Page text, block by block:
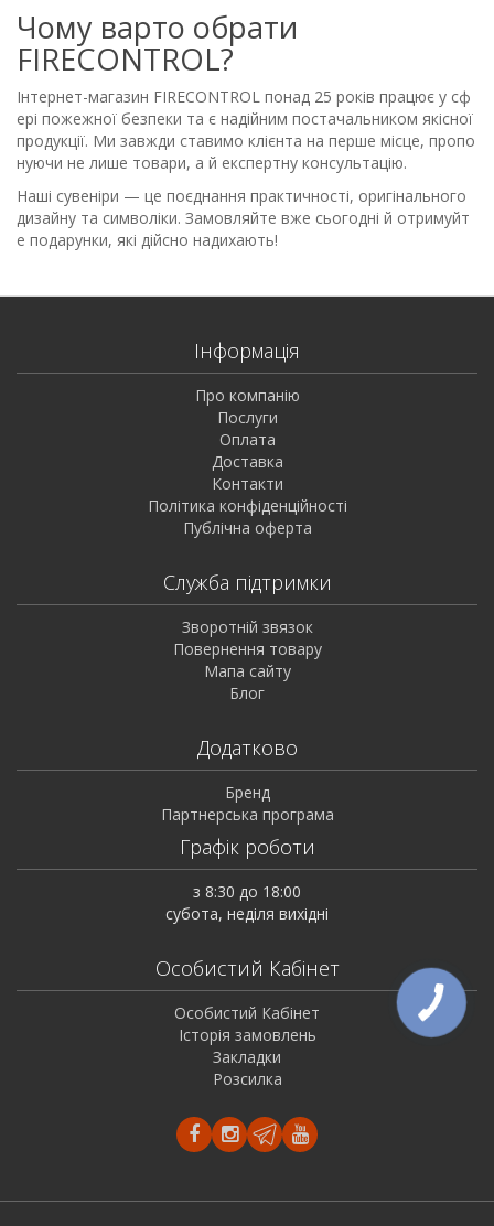
Чому варто обрати
FIRECONTROL?
Інтернет-магазин FIRECONTROL понад 25 років працює у сф
ері пожежної безпеки та є надійним постачальником якісної
продукції. Ми завжди ставимо клієнта на перше місце, пропо
нуючи не лише товари, а й експертну консультацію.
Наші сувеніри — це поєднання практичності, оригінального
дизайну та символіки. Замовляйте вже сьогодні й отримуйт
е подарунки, які дійсно надихають!
Інформація
Про компанію
Послуги
Оплата
Доставка
Контакти
Політика конфіденційності
Публічна оферта
Служба підтримки
Зворотній звязок
Повернення товару
Мапа сайту
Блог
Додатково
Бренд
Партнерська програма
Графік роботи
з 8:30 до 18:00
субота, неділя вихідні
Особистий Кабінет
Особистий Кабінет
Історія замовлень
Закладки
Розсилка